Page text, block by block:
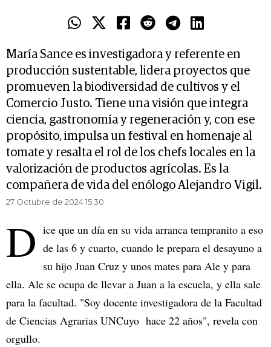
María Sance es investigadora y referente en
producción sustentable, lidera proyectos que
promueven la biodiversidad de cultivos y el
Comercio Justo. Tiene una visión que integra
ciencia, gastronomía y regeneración y, con ese
propósito, impulsa un festival en homenaje al
tomate y resalta el rol de los chefs locales en la
valorización de productos agrícolas. Es la
compañera de vida del enólogo Alejandro Vigil.
27 Octubre de 2024 15.30
D ice que un día en su vida arranca tempranito a eso
de las 6 y cuarto, cuando le prepara el desayuno a
su hijo Juan Cruz y unos mates para Ale y para
ella. Ale se ocupa de llevar a Juan a la escuela, y ella sale
para la facultad. "Soy docente investigadora de la Facultad
de Ciencias Agrarias UNCuyo hace 22 años", revela con
orgullo.